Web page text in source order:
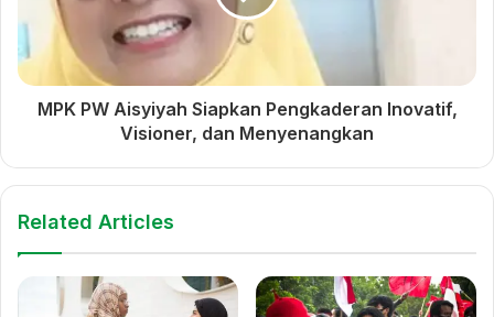
MPK PW Aisyiyah Siapkan Pengkaderan Inovatif,
Visioner, dan Menyenangkan
Related Articles